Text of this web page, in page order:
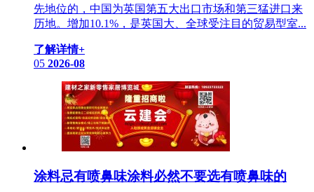
先地位的，中国为英国第五大出口市场和第三猛进口来
历地。增加10.1%，是英国大、全球受注目的贸易型室...
了解详情+
05 2026-08
涂料忌有喷鼻味涂料必然不要选有喷鼻味的